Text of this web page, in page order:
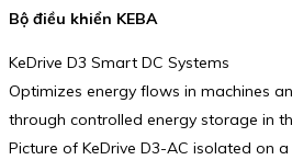
Bộ điều khiển KEBA
KeDrive D3 Smart DC Systems
Optimizes energy flows in machines
through controlled energy storage in
Picture of KeDrive D3-AC isolated on